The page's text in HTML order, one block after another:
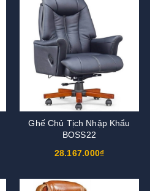
Ghế Chủ Tịch Nhập Khẩu
BOSS22
28.167.000₫